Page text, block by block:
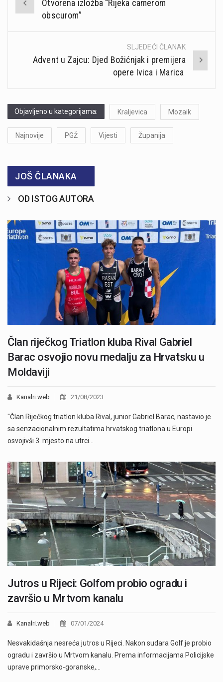
navigation
Otvorena izložba “Rijeka camerom
obscurom”
SLJEDEĆI ČLANAK
Advent u Zajcu: Djed Božićnjak i premijera
opere Ivica i Marica
Objavljeno u kategorijama: Kraljevica Mozaik
Najnovije PGŽ Vijesti Županija
JOŠ ČLANAKA
OD ISTOG AUTORA
Član riječkog Triatlon kluba Rival Gabriel
Barac osvojio novu medalju za Hrvatsku u
Moldaviji
Kanalri.web 21/08/2023
"Član Riječkog triatlon kluba Rival, junior Gabriel Barac, nastavio je
sa senzacionalnim rezultatima hrvatskog triatlona u Europi
osvojivši 3. mjesto na utrci…
Jutros u Rijeci: Golfom probio ogradu i
završio u Mrtvom kanalu
Kanalri.web 07/01/2024
Nesvakidašnja nesreća jutros u Rijeci. Nakon sudara Golf je probio
ogradu i završio u Mrtvom kanalu. Prema informacijama Policijske
uprave primorsko-goranske,…